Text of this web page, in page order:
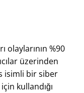
olaylarının %90
üzerinden
isimli bir siber
kullandığı